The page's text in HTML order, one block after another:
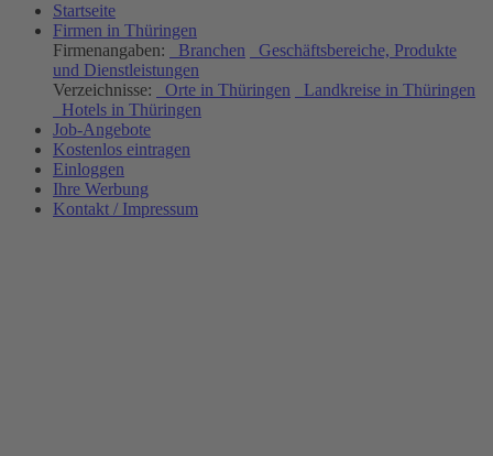
Startseite
Firmen in Thüringen
Firmenangaben:
Branchen
Geschäftsbereiche, Produkte
und Dienstleistungen
Verzeichnisse:
Orte in Thüringen
Landkreise in Thüringen
Hotels in Thüringen
Job-Angebote
Kostenlos eintragen
Einloggen
Ihre Werbung
Kontakt / Impressum